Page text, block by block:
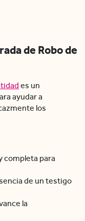
de Robo de
es un
ayudar a
los
completa para
de un testigo
la